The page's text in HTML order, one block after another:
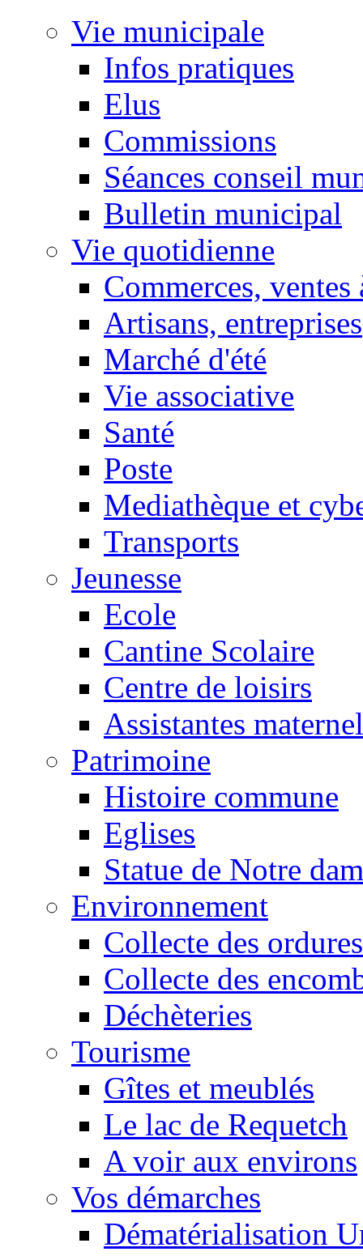
Vie municipale
Infos pratiques
Elus
Commissions
Séances conseil
Bulletin municipal
Vie quotidienne
Commerces, ventes
Artisans, entreprises
Marché d'été
Vie associative
Santé
Poste
Mediathèque et
Transports
Jeunesse
Ecole
Cantine Scolaire
Centre de loisirs
Assistantes
Patrimoine
Histoire commune
Eglises
Statue de Notre
Environnement
Collecte des ordures
Collecte des
Déchèteries
Tourisme
Gîtes et meublés
Le lac de Requetch
A voir aux environs
Vos démarches
Dématérialisation